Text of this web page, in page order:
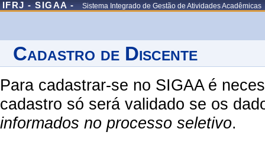
IFRJ - SIGAA - Sistema Integrado de Gestão de Atividades Acadêmicas
Cadastro de Discente
Para cadastrar-se no SIGAA é
cadastro só será validado se os
informados no processo seletivo.